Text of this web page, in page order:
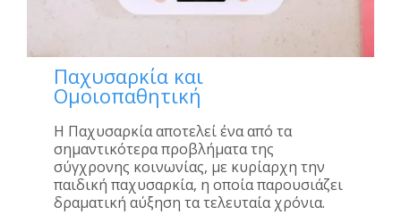
Παχυσαρκία και
Ομοιοπαθητική
Η Παχυσαρκία αποτελεί ένα από τα
σημαντικότερα προβλήματα της
σύγχρονης κοινωνίας, με κυρίαρχη την
παιδική παχυσαρκία, η οποία παρουσιάζει
δραματική αύξηση τα τελευταία χρόνια.